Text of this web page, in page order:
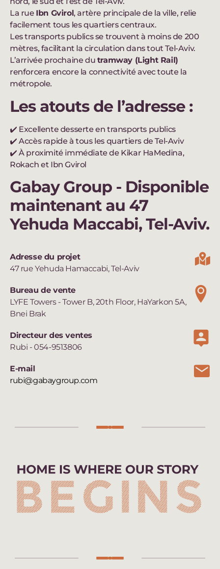
La rue Ibn Gvirol , artère principale de la ville, relie
facilement tous les quartiers centraux.
Les transports publics se trouvent à moins de 200
mètres, facilitant la circulation dans tout Tel-Aviv.
L’arrivée prochaine du tramway (Light Rail)
renforcera encore la connectivité avec toute la
métropole.
Les atouts de l’adresse :
✔️ Excellente desserte en transports publics
✔️ Accès rapide à tous les quartiers de Tel-Aviv
✔️ À proximité immédiate de Kikar HaMedina,
Rokach et Ibn Gvirol
Gabay Group - Disponible
maintenant au 47
Yehuda Maccabi, Tel-Aviv.
Adresse du projet
47 rue Yehuda Hamaccabi, Tel-Aviv
Bureau de vente
LYFE Towers - Tower B, 20th Floor, HaYarkon 5A,
Bnei Brak
Directeur des ventes
Rubi - 054-9513806
E-mail
rubi@gabaygroup.com